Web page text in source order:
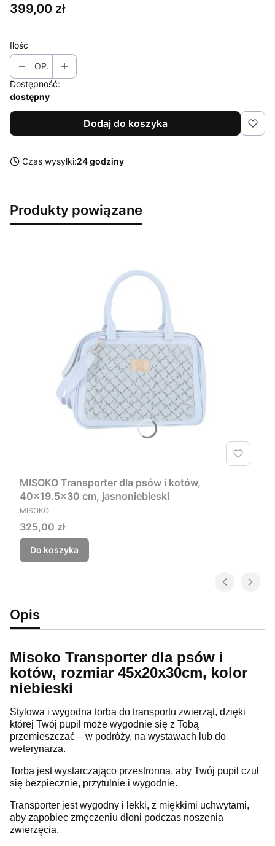
Cena
399,00 zł
Ilość
OP.
Dostępność:
dostępny
Dodaj do koszyka
Czas wysyłki:24 godziny
Produkty powiązane
MISOKO Transporter dla psów i kotów,
40x19.5x30 cm, jasnoniebieski
PRODUCENT
MISOKO
Cena
325,00 zł
Do koszyka
Opis
Misoko Transporter dla psów i
kotów, rozmiar 45x20x30cm, kolor
niebieski
Stylowa i wygodna torba do transportu zwierząt, dzięki
której Twój pupil może wygodnie się z Tobą
przemieszczać – w podróży, na wystawach lub do
weterynarza.
Torba jest wystarczająco przestronna, aby Twój pupil czuł
się bezpiecznie, przytulnie i wygodnie.
Transporter jest wygodny i lekki, z miękkimi uchwytami,
aby zapobiec zmęczeniu dłoni podczas noszenia
zwierzęcia.